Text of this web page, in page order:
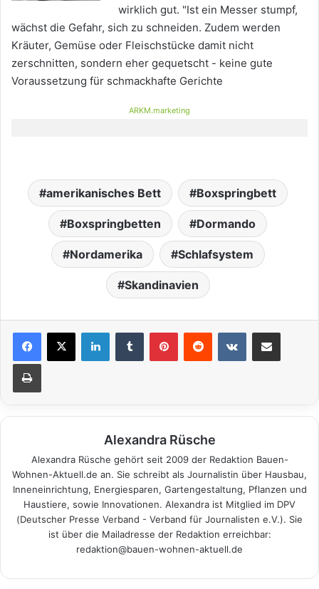
wirklich gut. "Ist ein Messer stumpf,
wächst die Gefahr, sich zu schneiden. Zudem werden
Kräuter, Gemüse oder Fleischstücke damit nicht
zerschnitten, sondern eher gequetscht - keine gute
Voraussetzung für schmackhafte Gerichte
ARKM.marketing
amerikanisches Bett Boxspringbett
Boxspringbetten Dormando
Nordamerika Schlafsystem
Skandinavien
Alexandra Rüsche
Alexandra Rüsche gehört seit 2009 der Redaktion Bauen-
Wohnen-Aktuell.de an. Sie schreibt als Journalistin über Hausbau,
Inneneinrichtung, Energiesparen, Gartengestaltung, Pflanzen und
Haustiere, sowie Innovationen. Alexandra ist Mitglied im DPV
(Deutscher Presse Verband - Verband für Journalisten e.V.). Sie
ist über die Mailadresse der Redaktion erreichbar:
redaktion@bauen-wohnen-aktuell.de